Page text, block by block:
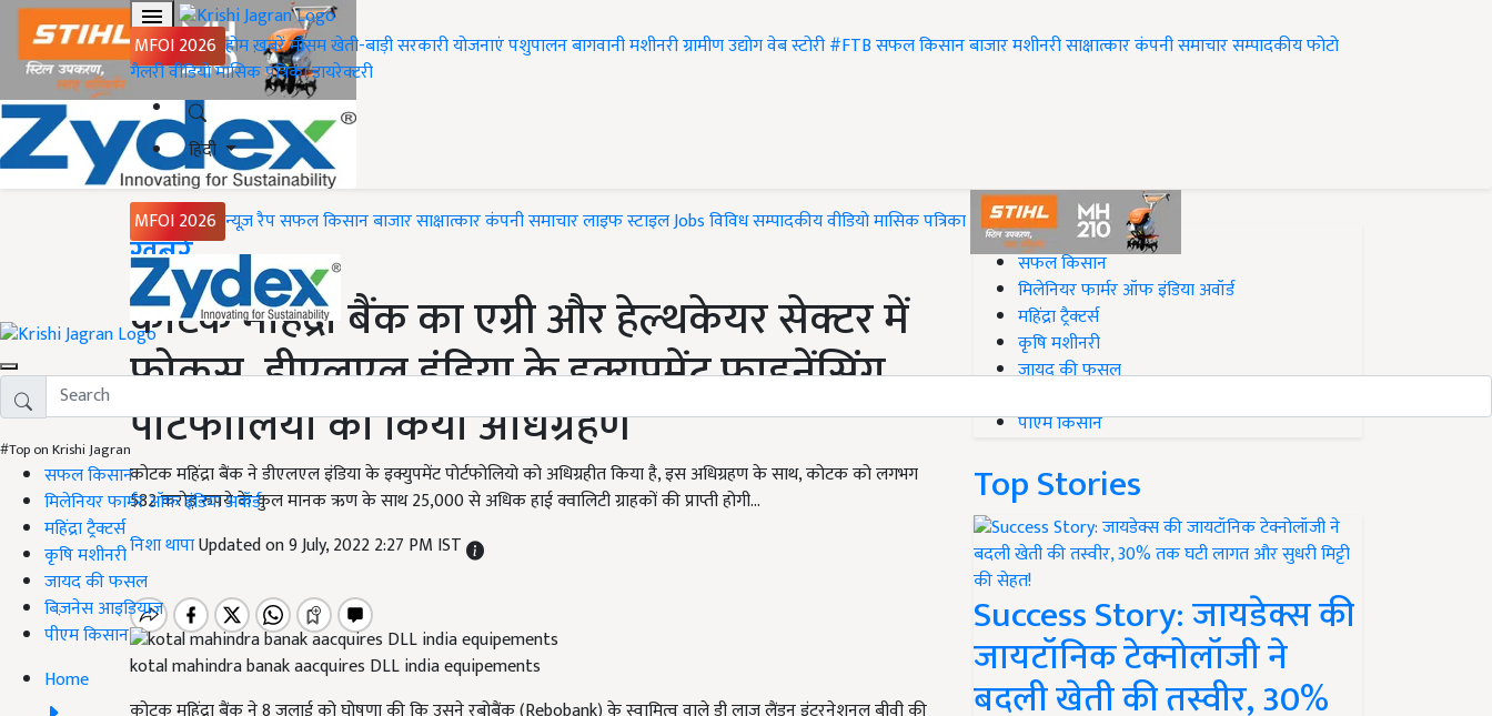
MFOI 2026 होमख़बरेंमौसमखेती-बाड़ीसरकारी योजनाएंपशुपालनबागवानीमशीनरीग्रामीण उद्योगवेब स्टोरी#FTBसफल किसानबाजारमशीनरीसाक्षात्कारकंपनी समाचारसम्पादकीयफोटो
गैलरीवीडियोमासिक पत्रिकाडायरेक्टरी
हिंदी
MFOI 2026 न्यूज़ रैपसफल किसानबाजारसाक्षात्कारकंपनी समाचारलाइफ स्टाइलJobsविविधसम्पादकीयवीडियोमासिक पत्रिका
#Top on Krishi Jagran
सफल किसान
मिलेनियर फार्मर ऑफ इंडिया अवॉर्ड
महिंद्रा ट्रैक्टर्स
कृषि मशीनरी
जायद की फसल
बिज़नेस आइडियाज
पीएम किसान
Home
Home
ख़बरें
कोटक महिंद्रा बैंक का एग्री और हेल्थकेयर सेक्टर में
फोकस, डीएलएल इंडिया के इक्युपमेंट फाइनेंसिंग
पोर्टफोलियो का किया अधिग्रहण
कोटक महिंद्रा बैंक ने डीएलएल इंडिया के इक्युपमेंट पोर्टफोलियो को अधिग्रहीत किया है, इस अधिग्रहण के साथ, कोटक को लगभग
582 करोड़ रुपये के कुल मानक ऋण के साथ 25,000 से अधिक हाई क्वालिटी ग्राहकों की प्राप्ती होगी...
निशा थापाUpdated on 9 July, 2022 2:27 PM IST
kotal mahindra banak aacquires DLL india equipements
#Top on Krishi Jagran
सफल किसान
मिलेनियर फार्मर ऑफ इंडिया अवॉर्ड
महिंद्रा ट्रैक्टर्स
कृषि मशीनरी
जायद की फसल
पीएम किसान
Top Stories
Success Story: जायडेक्स की
जायटॉनिक टेक्नोलॉजी ने
बदली खेती की तस्वीर, 30%